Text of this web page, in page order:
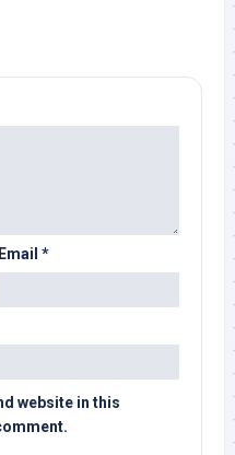
Email *
website in this